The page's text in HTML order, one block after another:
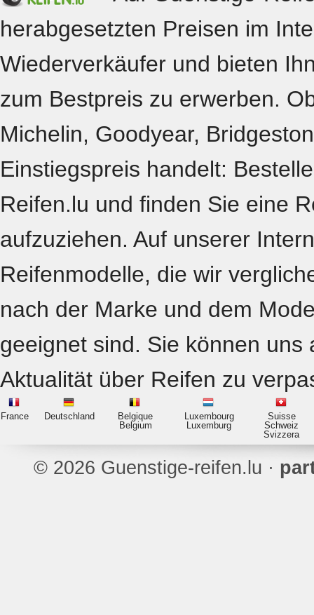
herabgesetzten Preisen im
Wiederverkäufer und bieten
zum Bestpreis zu erwerben.
Michelin, Goodyear,
Einstiegspreis handelt:
Reifen.lu und finden Sie eine
aufzuziehen. Auf unserer
Reifenmodelle, die wir
nach der Marke und dem
geeignet sind. Sie können
Aktualität über Reifen zu
France Deutschland
Belgique
Belgium
Luxembourg
Luxemburg
Suisse
Schweiz
Svizzera
© 2026 Guenstige-reifen.lu ·